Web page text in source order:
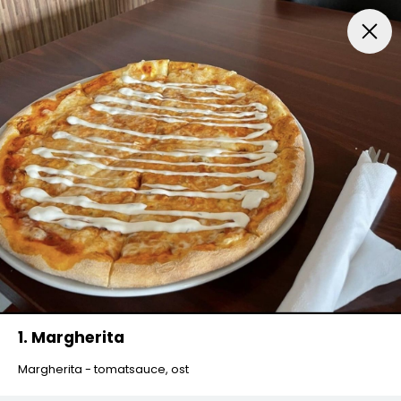
Frokost Tilbud kl. 11:00 - 15:00 Pizza Mexicansk
1. Margherita
Margherita - tomatsauce, ost